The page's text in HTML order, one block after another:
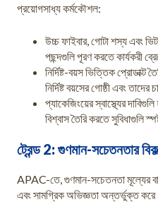
প্রয়োগসাধ্য কর্মকৌশল:
উচ্চ ফাইবার, গোটা শস্য এবং
পছন্দগুলি পূরণ করতে কার্যকরী
নির্দিষ্ট-বয়স ভিত্তিক প্রোডাক্ট
নির্দিষ্ট বয়সের গোষ্ঠী এবং তাদের
প্যাকেজিংয়ের স্বাস্থ্যের
বিশ্বাস তৈরি করতে সুবিধাগুলি
ট্রেন্ড 2: গুণমান-সচেতনতার
APAC-তে, গুণমান-সচেতনতা মূল্যের
এবং সামগ্রিক অভিজ্ঞতা অন্তর্ভুক্ত